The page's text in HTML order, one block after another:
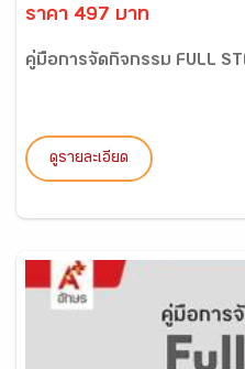
ราคา 497 บาท
คู่มือการจัดกิจกรรม FULL
ดูรายละเอียด